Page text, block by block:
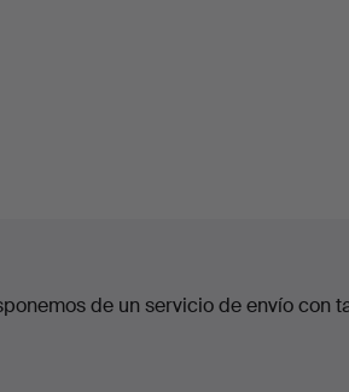
de un servicio de envío con